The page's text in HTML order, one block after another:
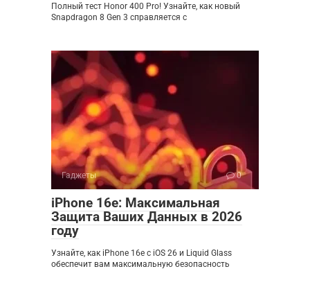
Полный тест Honor 400 Pro! Узнайте, как новый
Snapdragon 8 Gen 3 справляется с
Гаджеты 0
iPhone 16e: Максимальная
Защита Ваших Данных в 2026
году
Узнайте, как iPhone 16e с iOS 26 и Liquid Glass
обеспечит вам максимальную безопасность